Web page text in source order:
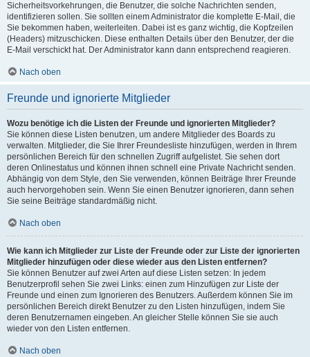
Sicherheitsvorkehrungen, die Benutzer, die solche Nachrichten senden,
identifizieren sollen. Sie sollten einem Administrator die komplette E-Mail, die
Sie bekommen haben, weiterleiten. Dabei ist es ganz wichtig, die Kopfzeilen
(Headers) mitzuschicken. Diese enthalten Details über den Benutzer, der die
E-Mail verschickt hat. Der Administrator kann dann entsprechend reagieren.
Nach oben
Freunde und ignorierte Mitglieder
Wozu benötige ich die Listen der Freunde und ignorierten Mitglieder?
Sie können diese Listen benutzen, um andere Mitglieder des Boards zu
verwalten. Mitglieder, die Sie Ihrer Freundesliste hinzufügen, werden in Ihrem
persönlichen Bereich für den schnellen Zugriff aufgelistet. Sie sehen dort
deren Onlinestatus und können ihnen schnell eine Private Nachricht senden.
Abhängig von dem Style, den Sie verwenden, können Beiträge Ihrer Freunde
auch hervorgehoben sein. Wenn Sie einen Benutzer ignorieren, dann sehen
Sie seine Beiträge standardmäßig nicht.
Nach oben
Wie kann ich Mitglieder zur Liste der Freunde oder zur Liste der ignorierten
Mitglieder hinzufügen oder diese wieder aus den Listen entfernen?
Sie können Benutzer auf zwei Arten auf diese Listen setzen: In jedem
Benutzerprofil sehen Sie zwei Links: einen zum Hinzufügen zur Liste der
Freunde und einen zum Ignorieren des Benutzers. Außerdem können Sie im
persönlichen Bereich direkt Benutzer zu den Listen hinzufügen, indem Sie
deren Benutzernamen eingeben. An gleicher Stelle können Sie sie auch
wieder von den Listen entfernen.
Nach oben